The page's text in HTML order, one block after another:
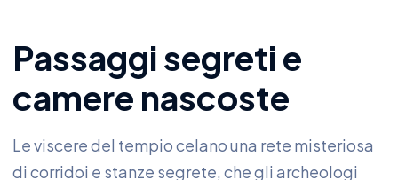
Passaggi segreti e
camere nascoste
Le viscere del tempio celano una rete misteriosa
di corridoi e stanze segrete, che gli archeologi